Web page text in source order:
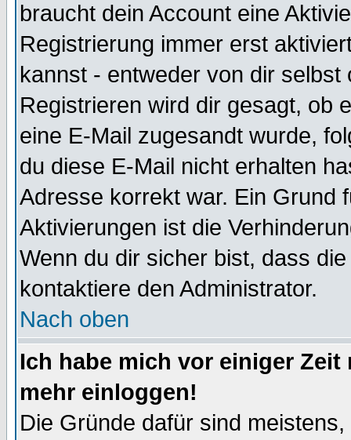
braucht dein Account eine
Registrierung immer erst
kannst - entweder von dir selbst
Registrieren wird dir gesagt, ob
eine E-Mail zugesandt wurde,
du diese E-Mail nicht erhalten
Adresse korrekt war. Ein Grund
Aktivierungen ist die
Wenn du dir sicher bist, dass
kontaktiere den Administrator.
Nach oben
Ich habe mich vor einiger
mehr einloggen!
Die Gründe dafür sind